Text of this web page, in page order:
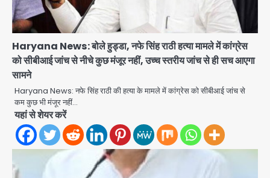
Haryana News: बोले हुड्डा, नफे सिंह राठी हत्या मामले में कांग्रेस
को सीबीआई जांच से नीचे कुछ मंजूर नहीं, उच्च स्तरीय जांच से ही सच आएगा
सामने
Haryana News: नफे सिंह राठी की हत्या के मामले में कांग्रेस को सीबीआई जांच से
कम कुछ भी मंजूर नहीं…
यहां से शेयर करें